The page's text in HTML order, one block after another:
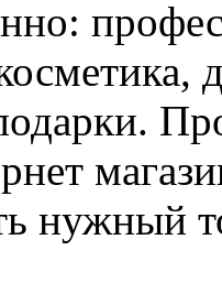
нужный